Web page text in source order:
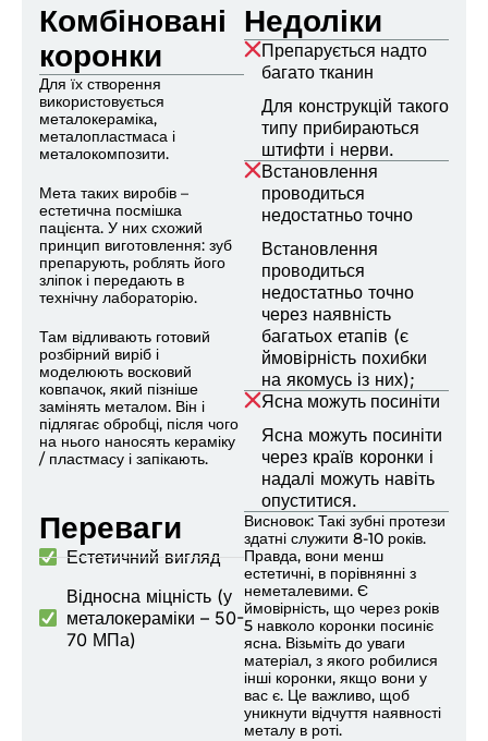
Комбіновані
коронки
Для їх створення
використовується
металокераміка,
металопластмаса і
металокомпозити.
Мета таких виробів –
естетична посмішка
пацієнта. У них схожий
принцип виготовлення: зуб
препарують, роблять його
зліпок і передають в
технічну лабораторію.
Там відливають готовий
розбірний виріб і
моделюють восковий
ковпачок, який пізніше
замінять металом. Він і
підлягає обробці, після чого
на нього наносять кераміку
/ пластмасу і запікають.
Переваги
Естетичний вигляд
Відносна міцність (у
металокераміки – 50-
70 МПа)
Недоліки
Препарується надто
багато тканин
Для конструкцій такого
типу прибираються
штифти і нерви.
Встановлення
проводиться
недостатньо точно
Встановлення
проводиться
недостатньо точно
через наявність
багатьох етапів (є
ймовірність похибки
на якомусь із них);
Ясна можуть посиніти
Ясна можуть посиніти
через країв коронки і
надалі можуть навіть
опуститися.
Висновок: Такі зубні протези
здатні служити 8-10 років.
Правда, вони менш
естетичні, в порівнянні з
неметалевими. Є
ймовірність, що через років
5 навколо коронки посиніє
ясна. Візьміть до уваги
матеріал, з якого робилися
інші коронки, якщо вони у
вас є. Це важливо, щоб
уникнути відчуття наявності
металу в роті.